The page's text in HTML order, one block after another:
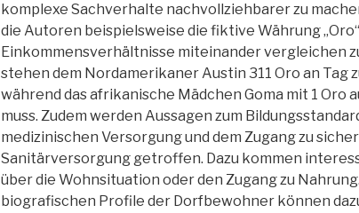
komplexe Sachverhalte nachvollziehbarer zu
die Autoren beispielsweise die fiktive Währung
Einkommensverhältnisse miteinander vergleichen
stehen dem Nordamerikaner Austin 311 Oro an Tag
während das afrikanische Mädchen Goma mit 1 Oro
muss. Zudem werden Aussagen zum
medizinischen Versorgung und dem Zugang zu
Sanitärversorgung getroffen. Dazu kommen
über die Wohnsituation oder den Zugang zu
biografischen Profile der Dorfbewohner können